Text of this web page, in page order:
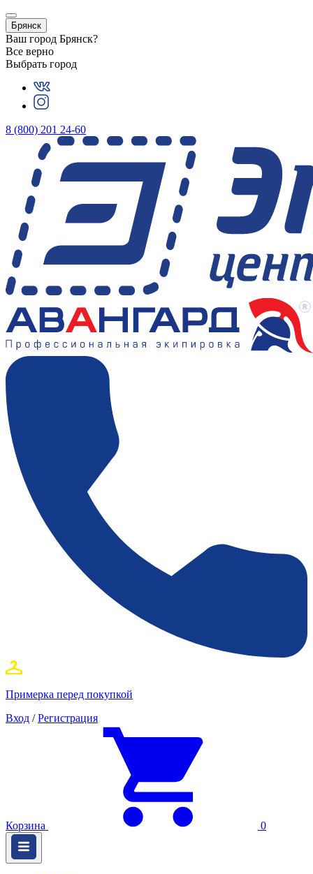
Брянск
Ваш город Брянск?
Все верно
Выбрать город
8 (800) 201 24-60
Примерка перед покупкой
Вход / Регистрация
Корзина 0